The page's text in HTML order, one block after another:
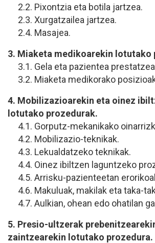
2.2. Pixontzia eta botila jartzea.
2.3. Xurgatzailea jartzea.
2.4. Masajea.
3. Miaketa medikoarekin lotutako
3.1. Gela eta pazientea
3.2. Miaketa medikorako
4. Mobilizazioarekin eta oinez
lotutako prozedurak.
4.1. Gorputz-mekanikako
4.2. Mobilizazio-teknikak.
4.3. Lekualdatzeko teknikak.
4.4. Oinez ibiltzen laguntzeko
4.5. Arrisku-pazienteetan
4.6. Makuluak, makilak eta taka-
4.7. Aulkian, ohean edo ohatilan
5. Presio-ultzerak
zaintzearekin lotutako prozedura.